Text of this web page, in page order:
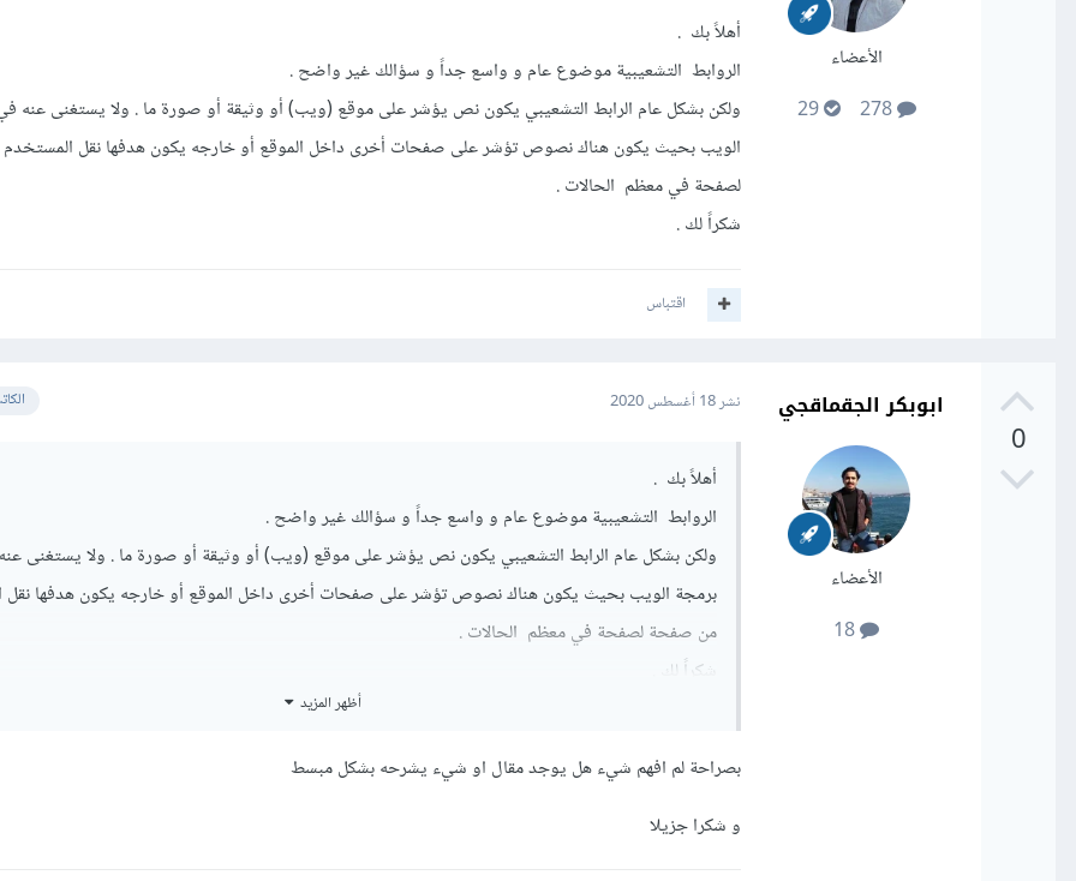
الأعضاء
278
29
أهلاً بك .
الروابط التشعيبية موضوع عام و واسع جداً و سؤالك غير واضح .
ولكن بشكل عام الرابط التشعيبي يكون نص يؤشر على موقع (ويب) أو وثيقة أو صورة ما . ولا يستغنى عنه
الويب بحيث يكون هناك نصوص تؤشر على صفحات أخرى داخل الموقع أو خارجه يكون هدفها نقل
لصفحة في معظم الحالات .
شكراً لك .
اقتباس
0
ابوبكر الجقماقجي
الأعضاء
نشر18 أغسطس 2020
أهلاً بك .
الروابط التشعيبية موضوع عام و واسع جداً و سؤالك غير واضح .
ولكن بشكل عام الرابط التشعيبي يكون نص يؤشر على موقع (ويب) أو وثيقة أو صورة ما . ولا يستغنى
برمجة الويب بحيث يكون هناك نصوص تؤشر على صفحات أخرى داخل الموقع أو خارجه يكون هدفها نقل
من صفحة لصفحة في معظم الحالات .
شكراً لك .
أظهر المزيد
بصراحة لم افهم شيء هل يوجد مقال او شيء يشرحه بشكل مبسط
و شكرا جزيلا